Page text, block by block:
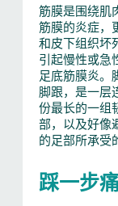
筋膜是围绕肌
筋膜的炎症，
和皮下组织坏
引起慢性或急
足底筋膜炎。
脚跟，是一层
份最长的一组
部，以及好像
的足部所承受
踩一步